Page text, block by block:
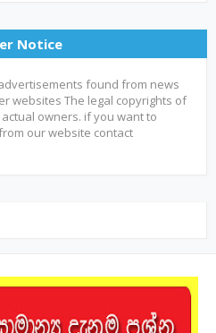
Notice
found from news
websites The legal copyrights of
owners. if you want to
our website contact